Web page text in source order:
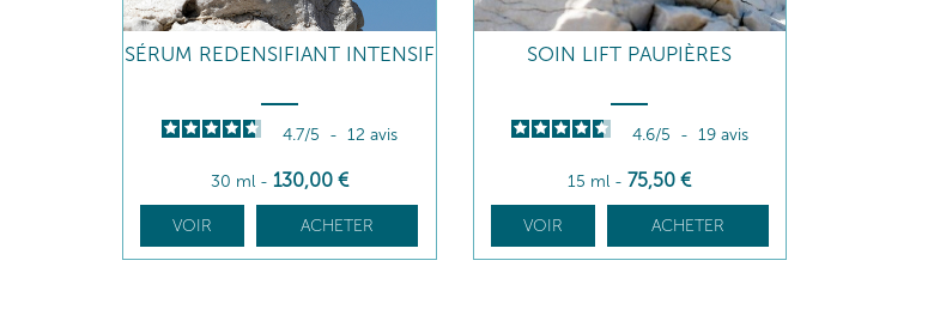
SÉRUM REDENSIFIANT INTENSIF
4.7/5 - 12 avis
30 ml - 130,00 €
VOIR ACHETER
SOIN LIFT PAUPIÈRES
4.6/5 - 19 avis
15 ml - 75,50 €
VOIR ACHETER